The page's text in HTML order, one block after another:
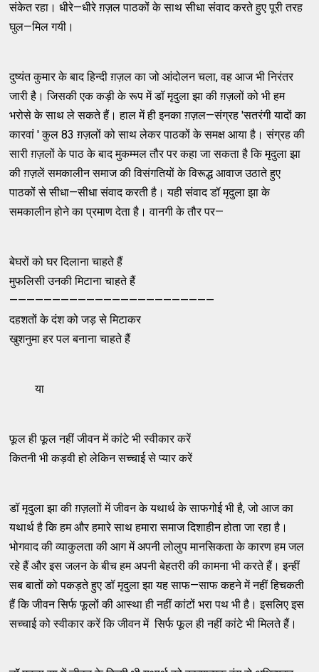
संकेत रहा। धीरे—धीरे ग़ज़ल पाठकों के साथ सीधा संवाद करते हुए पूरी तरह
घुल—मिल गयी।
दुष्यंत कुमार के बाद हिन्दी ग़ज़ल का जो आंदोलन चला, वह आज भी निरंतर
जारी है। जिसकी एक कड़ी के रूप में डॉ मृदुला झा की ग़ज़लों को भी हम
भरोसे के साथ ले सकते हैं। हाल में ही इनका ग़ज़ल—संग्रह 'सतरंगी यादों का
कारवां ' कुल 83 ग़ज़लों को साथ लेकर पाठकों के समक्ष आया है। संग्रह की
सारी ग़ज़लों के पाठ के बाद मुकम्मल तौर पर कहा जा सकता है कि मृदुला झा
की ग़ज़लें समकालीन समाज की विसंगतियों के विरूद्ध आवाज उठाते हुए
पाठकों से सीधा—सीधा संवाद करती है। यही संवाद डॉ मृदुला झा के
समकालीन होने का प्रमाण देता है। वानगी के तौर पर—
बेघरों को घर दिलाना चाहते हैं
मुफलिसी उनकी मिटाना चाहते हैं
————————————————————————
दहशतों के दंश को जड़ से मिटाकर
खुशनुमा हर पल बनाना चाहते हैं
या
फूल ही फूल नहीं जीवन में कांटे भी स्वीकार करें
कितनी भी कड़वी हो लेकिन सच्चाई से प्यार करें
डॉ मृदुला झा की ग़ज़लाों में जीवन के यथार्थ के साफगोई भी है, जो आज का
यथार्थ है कि हम और हमारे साथ हमारा समाज दिशाहीन होता जा रहा है।
भोगवाद की व्याकुलता की आग में अपनी लोलुप मानसिकता के कारण हम जल
रहे हैं और इस जलन के बीच हम अपनी बेहतरी की कामना भी करते हैं। इन्हीं
सब बातों को पकड़ते हुए डॉ मृदुला झा यह साफ—साफ कहने में नहीं हिचकती
हैं कि जीवन सिर्फ फूलों की आस्था ही नहीं कांटों भरा पथ भी है। इसलिए इस
सच्चाई को स्वीकार करें कि जीवन में सिर्फ फूल ही नहीं कांटे भी मिलते हैं।